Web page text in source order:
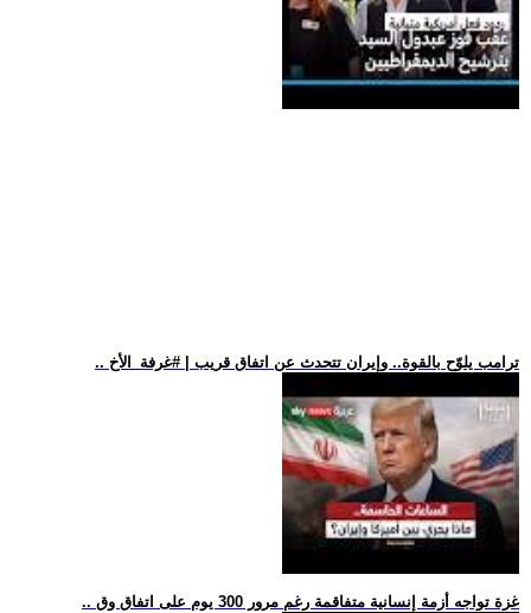
.. ترامب يلوّح بالقوة.. وإيران تتحدث عن اتفاق قريب | #غرفة_الأخ
.. غزة تواجه أزمة إنسانية متفاقمة رغم مرور 300 يوم على اتفاق وق